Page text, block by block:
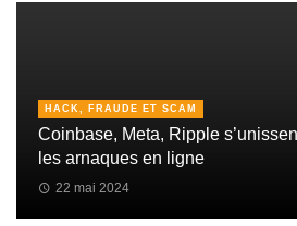
HACK, FRAUDE ET SCAM
Coinbase, Meta, Ripple
les arnaques en ligne
22 mai 2024